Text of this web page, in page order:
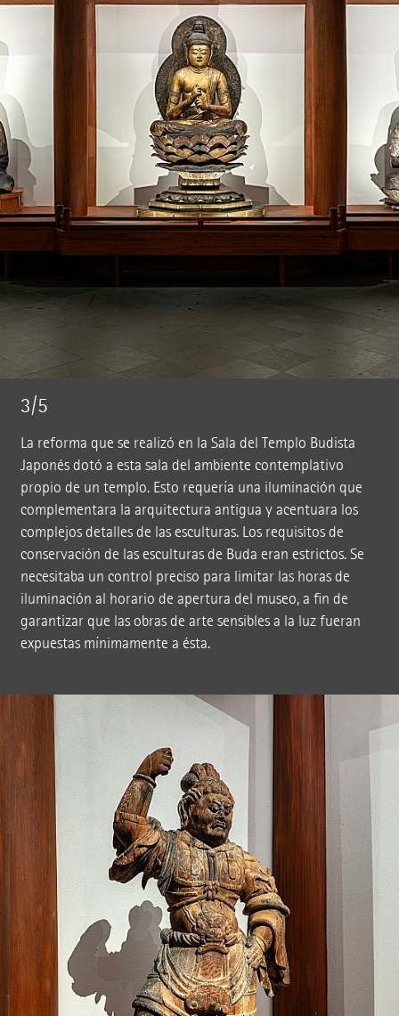
3/5
La reforma que se realizó en la Sala del Templo Budista
Japonés dotó a esta sala del ambiente contemplativo
propio de un templo. Esto requería una iluminación que
complementara la arquitectura antigua y acentuara los
complejos detalles de las esculturas. Los requisitos de
conservación de las esculturas de Buda eran estrictos. Se
necesitaba un control preciso para limitar las horas de
iluminación al horario de apertura del museo, a fin de
garantizar que las obras de arte sensibles a la luz fueran
expuestas mínimamente a ésta.